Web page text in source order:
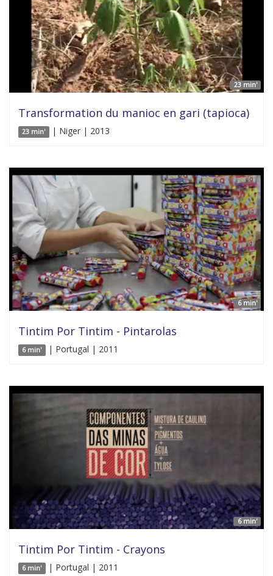
23 min'
Transformation du manioc en gari (tapioca)
23 min' | Niger | 2013
6 min'
Tintim Por Tintim - Pintarolas
6 min' | Portugal | 2011
6 min'
Tintim Por Tintim - Crayons
6 min' | Portugal | 2011